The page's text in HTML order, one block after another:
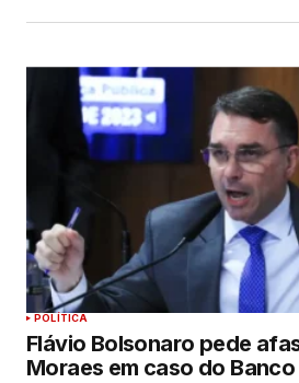
POLÍTICA
Flávio Bolsonaro pede
Moraes em caso do